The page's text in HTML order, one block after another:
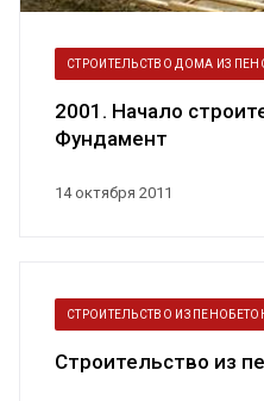
14 октября 2011
СТРОИТЕЛЬСТВО ДОМА ИЗ
2001. Начало
Фундамент
СТРОИТЕЛЬСТВО ИЗ
Строительство из